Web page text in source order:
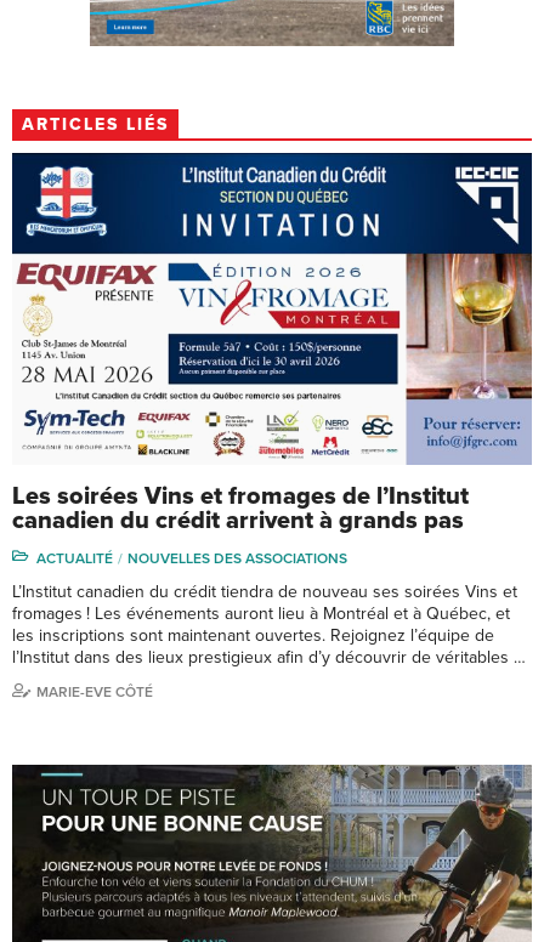
ARTICLES LIÉS
Les soirées Vins et fromages de l’Institut
canadien du crédit arrivent à grands pas
ACTUALITÉ NOUVELLES DES ASSOCIATIONS
L’Institut canadien du crédit tiendra de nouveau ses soirées Vins et
fromages ! Les événements auront lieu à Montréal et à Québec, et
les inscriptions sont maintenant ouvertes. Rejoignez l’équipe de
l’Institut dans des lieux prestigieux afin d’y découvrir de véritables …
MARIE-EVE CÔTÉ